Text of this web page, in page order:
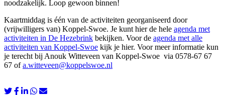
noodzakelijk. Loop gewoon binnen!
Kaartmiddag is één van de activiteiten georganiseerd door
(vrijwilligers van) Koppel-Swoe. Je kunt hier de hele agenda met
activiteiten in De Hezebrink bekijken. Voor de agenda met alle
activiteiten van Koppel-Swoe kijk je hier. Voor meer informatie kun
je terecht bij Anouk Witteveen van Koppel-Swoe via 0578-67 67
67 ofa.witteveen@koppelswoe.nl